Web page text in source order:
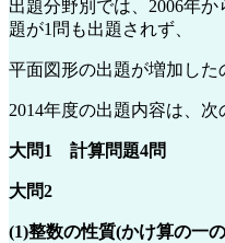
出題分野別では、2006年
題が1問も出題されず、
平面図形の出題が増加した
2014年度の出題内容は、次
大問1 計算問題4問
大問2
(1)整数の性質(かけ算の一